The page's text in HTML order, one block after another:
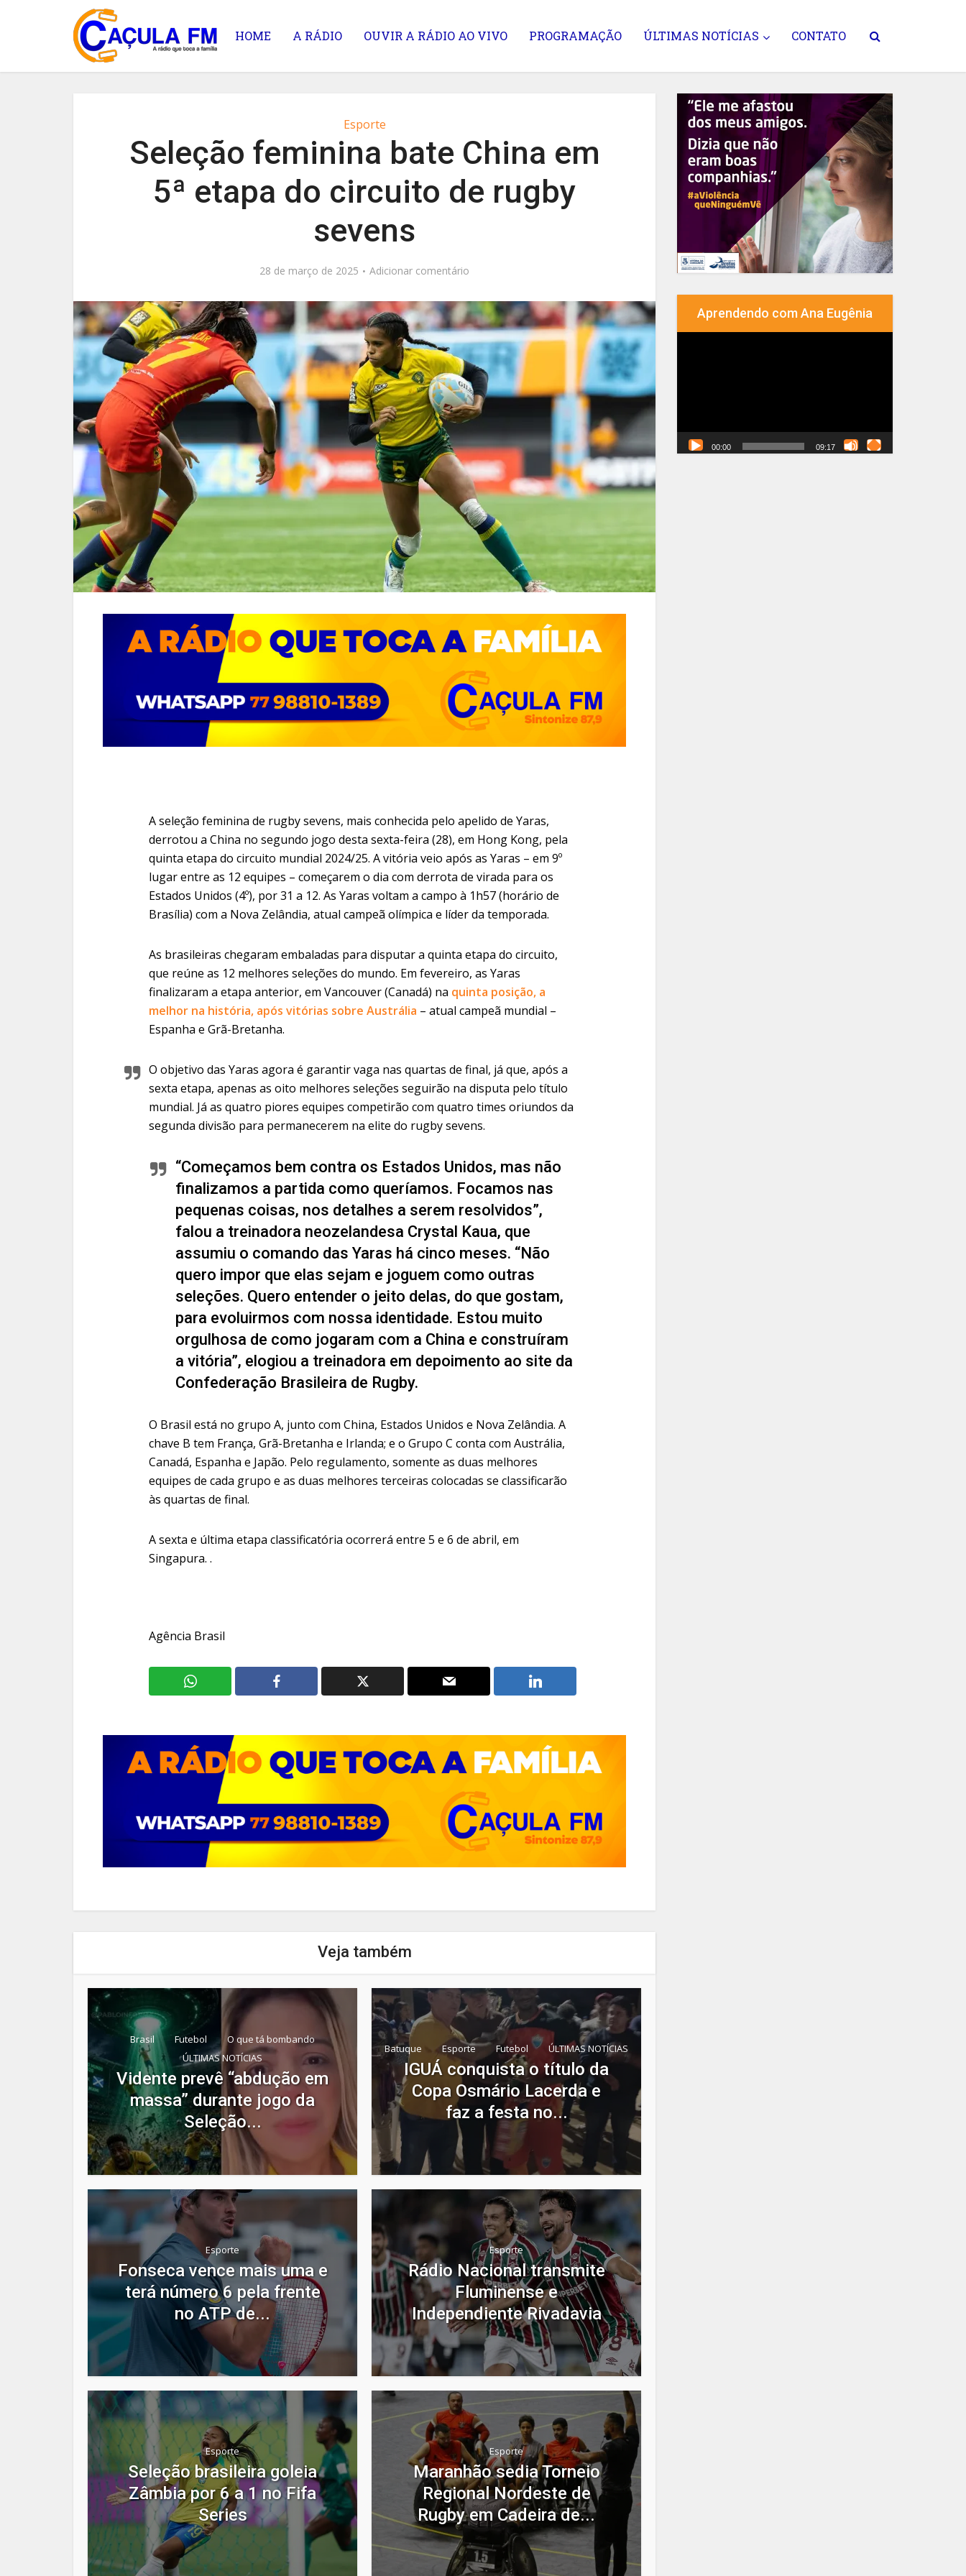
HOME A RÁDIO OUVIR A RÁDIO AO VIVO PROGRAMAÇÃO ÚLTIMAS NOTÍCIAS CONTATO
Esporte
Seleção feminina bate China em
5ª etapa do circuito de rugby
sevens
28 de março de 2025 Adicionar comentário
A seleção feminina de rugby sevens, mais conhecida pelo apelido de Yaras,
derrotou a China no segundo jogo desta sexta-feira (28), em Hong Kong, pela
quinta etapa do circuito mundial 2024/25. A vitória veio após as Yaras – em 9º
lugar entre as 12 equipes – começarem o dia com derrota de virada para os
Estados Unidos (4º), por 31 a 12. As Yaras voltam a campo à 1h57 (horário de
Brasília) com a Nova Zelândia, atual campeã olímpica e líder da temporada.
As brasileiras chegaram embaladas para disputar a quinta etapa do circuito,
que reúne as 12 melhores seleções do mundo. Em fevereiro, as Yaras
finalizaram a etapa anterior, em Vancouver (Canadá) na quinta posição, a
melhor na história, após vitórias sobre Austrália – atual campeã mundial –
Espanha e Grã-Bretanha.
O objetivo das Yaras agora é garantir vaga nas quartas de final, já que, após a
sexta etapa, apenas as oito melhores seleções seguirão na disputa pelo título
mundial. Já as quatro piores equipes competirão com quatro times oriundos da
segunda divisão para permanecerem na elite do rugby sevens.
“Começamos bem contra os Estados Unidos, mas não
finalizamos a partida como queríamos. Focamos nas
pequenas coisas, nos detalhes a serem resolvidos”,
falou a treinadora neozelandesa Crystal Kaua, que
assumiu o comando das Yaras há cinco meses. “Não
quero impor que elas sejam e joguem como outras
seleções. Quero entender o jeito delas, do que gostam,
para evoluirmos com nossa identidade. Estou muito
orgulhosa de como jogaram com a China e construíram
a vitória”, elogiou a treinadora em depoimento ao site da
Confederação Brasileira de Rugby.
O Brasil está no grupo A, junto com China, Estados Unidos e Nova Zelândia. A
chave B tem França, Grã-Bretanha e Irlanda; e o Grupo C conta com Austrália,
Canadá, Espanha e Japão. Pelo regulamento, somente as duas melhores
equipes de cada grupo e as duas melhores terceiras colocadas se classificarão
às quartas de final.
A sexta e última etapa classificatória ocorrerá entre 5 e 6 de abril, em
Singapura. .
Agência Brasil
Veja também
Brasil Futebol
O que tá bombando
ÚLTIMAS NOTÍCIAS
Vidente prevê “abdução em
massa” durante jogo da
Seleção...
Batuque Esporte Futebol ÚLTIMAS NOTÍCIAS
IGUÁ conquista o título da
Copa Osmário Lacerda e
faz a festa no...
Esporte
Fonseca vence mais uma e
terá número 6 pela frente
no ATP de...
Esporte
Rádio Nacional transmite
Fluminense e
Independiente Rivadavia
Esporte
Seleção brasileira goleia
Zâmbia por 6 a 1 no Fifa
Series
Esporte
Maranhão sedia Torneio
Regional Nordeste de
Rugby em Cadeira de...
Aprendendo com Ana Eugênia
00:00 09:17